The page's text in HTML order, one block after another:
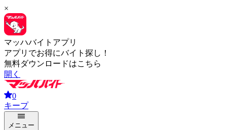
×
マッハバイトアプリ
アプリでお得にバイト探し！
無料ダウンロードはこちら
開く
0
キープ
メニュー